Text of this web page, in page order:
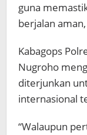
guna
berjalan
Kabagops
Nugroho
diterjunkan
internasional
“Walaupun